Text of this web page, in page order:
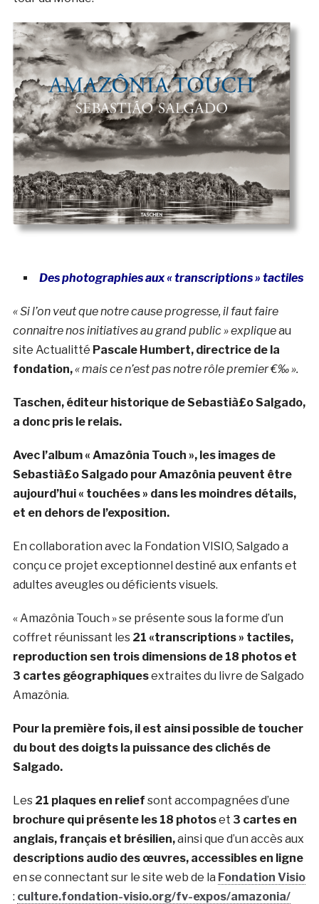
Des photographies aux « transcriptions » tactiles
«Si l’on veut que notre cause progresse, il faut faire
connaitre nos initiatives au grand public »expliqueau
site Actualitté Pascale Humbert, directrice de la
fondation,« mais ce n’est pas notre rôle premier €‰ ».
Taschen, éditeur historique de Sebastià£o Salgado,
a donc pris le relais.
Avec l’album « Amazônia Touch », les images de
Sebastià£o Salgado pour Amazônia peuvent être
aujourd’hui « touchées » dans les moindres détails,
et en dehors de l’exposition.
En collaboration avec la Fondation VISIO, Salgado a
conçu ce projet exceptionnel destiné aux enfants et
adultes aveugles ou déficients visuels.
« Amazônia Touch » se présente sous la forme d’un
coffret réunissant les 21 «transcriptions » tactiles,
reproduction sen trois dimensions de 18 photos et
3 cartes géographiquesextraites du livre de Salgado
Amazônia.
Pour la première fois, il est ainsi possible de toucher
du bout des doigts la puissance des clichés de
Salgado.
Les 21 plaques en relief sont accompagnées d’une
brochure qui présente les 18 photoset 3 cartes en
anglais, français et brésilien,ainsi que d’un accès aux
descriptions audio des œuvres, accessibles en ligne
en se connectant sur le site web de la Fondation Visio
: culture.fondation-visio.org/fv-expos/amazonia/